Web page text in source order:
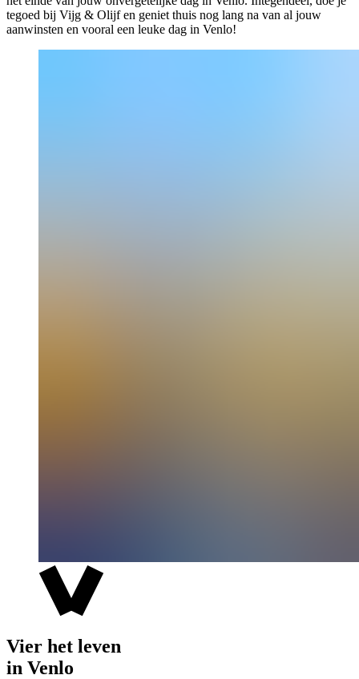
tegoed bij Vijg & Olijf en geniet thuis nog lang na van al jouw
aanwinsten en vooral een leuke dag in Venlo!
Vier het leven
in Venlo